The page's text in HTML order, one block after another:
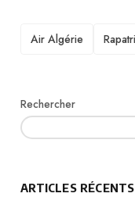
TAGS
Air Algérie
Rechercher
ARTICLES RÉCENTS